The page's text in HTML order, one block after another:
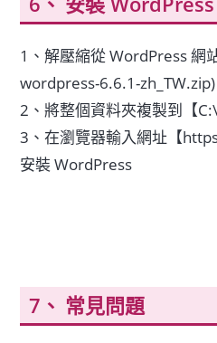
1、解壓縮從 WordPress 網
wordpress-6.6.1-zh_TW.zip)
2、將整個資料夾複製到【
3、在瀏覽器輸入網址【
安裝 WordPress
常見問題